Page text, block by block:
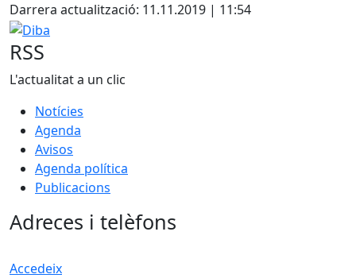
Darrera actualització: 11.11.2019 | 11:54
Diba
RSS
L'actualitat a un clic
Notícies
Agenda
Avisos
Agenda política
Publicacions
Adreces i telèfons
Accedeix